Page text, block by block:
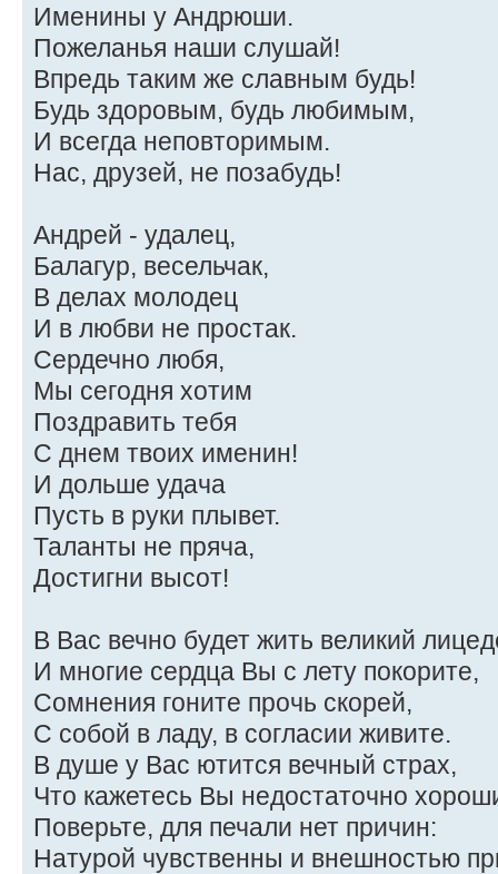
Именины у Андрюши.
Пожеланья наши слушай!
Впредь таким же славным будь!
Будь здоровым, будь любимым,
И всегда неповторимым.
Нас, друзей, не позабудь!
Андрей - удалец,
Балагур, весельчак,
В делах молодец
И в любви не простак.
Сердечно любя,
Мы сегодня хотим
Поздравить тебя
С днем твоих именин!
И дольше удача
Пусть в руки плывет.
Таланты не пряча,
Достигни высот!
В Вас вечно будет жить великий
И многие сердца Вы с лету покорите,
Сомнения гоните прочь скорей,
С собой в ладу, в согласии живите.
В душе у Вас ютится вечный страх,
Что кажетесь Вы недостаточно
Поверьте, для печали нет причин:
Натурой чувственны и внешностью